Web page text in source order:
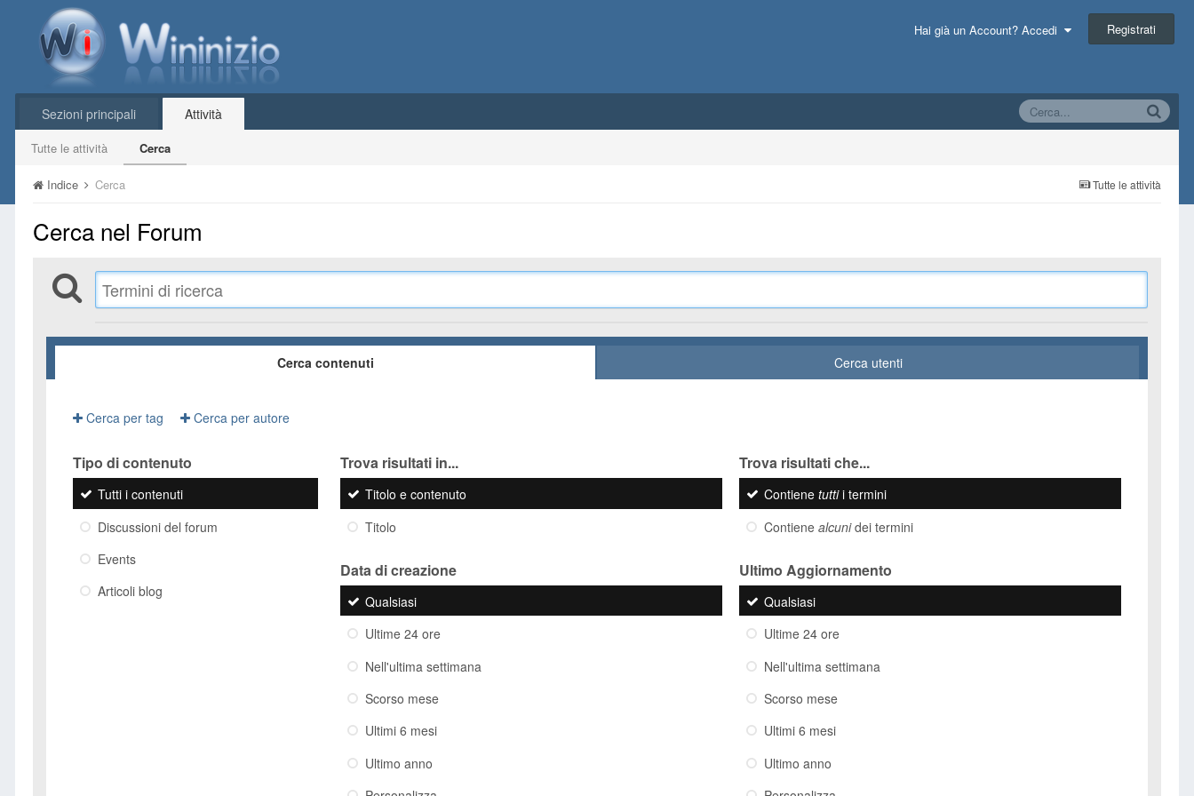
Hai già un Account? Accedi Registrati
Sezioni principali Attività
Tutte le attività Cerca
Tutte le attività
Indice Cerca
Cerca nel Forum
Cerca contenuti Cerca utenti
Cerca per tag Cerca per autore
Tipo di contenuto
Tutti i contenuti
Discussioni del forum
Events
Articoli blog
Trova risultati in...
Titolo e contenuto
Titolo
Trova risultati che...
Contiene tuttii termini
Contiene alcunidei termini
Data di creazione
Qualsiasi
Ultime 24 ore
Nell'ultima settimana
Scorso mese
Ultimi 6 mesi
Ultimo anno
Ultimo Aggiornamento
Qualsiasi
Ultime 24 ore
Nell'ultima settimana
Scorso mese
Ultimi 6 mesi
Ultimo anno